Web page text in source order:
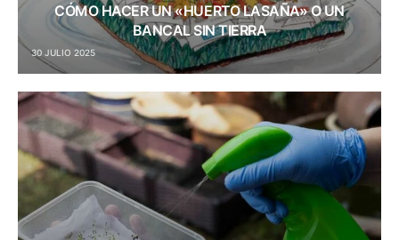
CÓMO HACER UN «HUERTO LASAÑA» O UN
BANCAL SIN TIERRA
30 JULIO 2025